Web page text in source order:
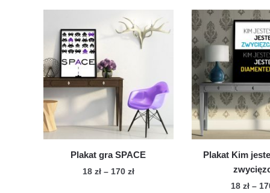
Plakat gra SPACE
18 zł – 170 złZakres
Plakat Kim
18 zł –